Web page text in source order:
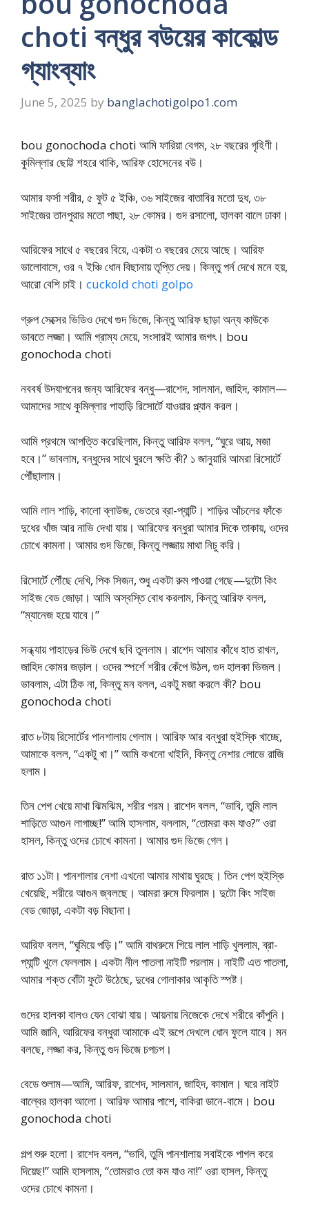
choti বন্ধুর বউয়ের কাকোল্ড
গ্যাংব্যাং
June 5, 2025 by banglachotigolpo1.com
bou gonochoda choti আমি ফারিয়া বেগম, ২৮ বছরের গৃহিণী।
কুমিল্লার ছোট্ট শহরে থাকি, আরিফ হোসেনের বউ।
আমার ফর্সা শরীর, ৫ ফুট ৫ ইঞ্চি, ৩৬ সাইজের বাতাবির মতো দুধ, ৩৮
সাইজের তানপুরার মতো পাছা, ২৮ কোমর। গুদ রসালো, হালকা বালে ঢাকা।
আরিফের সাথে ৫ বছরের বিয়ে, একটা ৩ বছরের মেয়ে আছে। আরিফ
ভালোবাসে, ওর ৭ ইঞ্চি ধোন বিছানায় তৃপ্তি দেয়। কিন্তু পর্ন দেখে মনে হয়,
আরো বেশি চাই। cuckold choti golpo
গ্রুপ সেক্সের ভিডিও দেখে গুদ ভিজে, কিন্তু আরিফ ছাড়া অন্য কাউকে
ভাবতে লজ্জা। আমি গ্রাম্য মেয়ে, সংসারই আমার জগৎ। bou
gonochoda choti
নববর্ষ উদযাপনের জন্য আরিফের বন্ধু—রাশেদ, সালমান, জাহিদ, কামাল—
আমাদের সাথে কুমিল্লার পাহাড়ি রিসোর্টে যাওয়ার প্ল্যান করল।
আমি প্রথমে আপত্তি করেছিলাম, কিন্তু আরিফ বলল, “ঘুরে আয়, মজা
হবে।” ভাবলাম, বন্ধুদের সাথে ঘুরলে ক্ষতি কী? ১ জানুয়ারি আমরা রিসোর্টে
পৌঁছালাম।
আমি লাল শাড়ি, কালো ব্লাউজ, ভেতরে ব্রা-প্যান্টি। শাড়ির আঁচলের ফাঁকে
দুধের খাঁজ আর নাভি দেখা যায়। আরিফের বন্ধুরা আমার দিকে তাকায়, ওদের
চোখে কামনা। আমার গুদ ভিজে, কিন্তু লজ্জায় মাথা নিচু করি।
রিসোর্টে পৌঁছে দেখি, পিক সিজন, শুধু একটা রুম পাওয়া গেছে—দুটো কিং
সাইজ বেড জোড়া। আমি অস্বস্তি বোধ করলাম, কিন্তু আরিফ বলল,
“ম্যানেজ হয়ে যাবে।”
সন্ধ্যায় পাহাড়ের ভিউ দেখে ছবি তুললাম। রাশেদ আমার কাঁধে হাত রাখল,
জাহিদ কোমর জড়াল। ওদের স্পর্শে শরীর কেঁপে উঠল, গুদ হালকা ভিজল।
ভাবলাম, এটা ঠিক না, কিন্তু মন বলল, একটু মজা করলে কী? bou
gonochoda choti
রাত ৮টায় রিসোর্টের পানশালায় গেলাম। আরিফ আর বন্ধুরা হুইস্কি খাচ্ছে,
আমাকে বলল, “একটু খা।” আমি কখনো খাইনি, কিন্তু নেশার লোভে রাজি
হলাম।
তিন পেগ খেয়ে মাথা ঝিমঝিম, শরীর গরম। রাশেদ বলল, “ভাবি, তুমি লাল
শাড়িতে আগুন লাগাচ্ছ!” আমি হাসলাম, বললাম, “তোমরা কম যাও?” ওরা
হাসল, কিন্তু ওদের চোখে কামনা। আমার গুদ ভিজে গেল।
রাত ১১টা। পানশালার নেশা এখনো আমার মাথায় ঘুরছে। তিন পেগ হুইস্কি
খেয়েছি, শরীরে আগুন জ্বলছে। আমরা রুমে ফিরলাম। দুটো কিং সাইজ
বেড জোড়া, একটা বড় বিছানা।
আরিফ বলল, “ঘুমিয়ে পড়ি।” আমি বাথরুমে গিয়ে লাল শাড়ি খুললাম, ব্রা-
প্যান্টি খুলে ফেললাম। একটা নীল পাতলা নাইটি পরলাম। নাইটি এত পাতলা,
আমার শক্ত বোঁটা ফুটে উঠেছে, দুধের গোলাকার আকৃতি স্পষ্ট।
গুদের হালকা বালও যেন বোঝা যায়। আয়নায় নিজেকে দেখে শরীরে কাঁপুনি।
আমি জানি, আরিফের বন্ধুরা আমাকে এই রূপে দেখলে ধোন ফুলে যাবে। মন
বলছে, লজ্জা কর, কিন্তু গুদ ভিজে চপচপ।
বেডে শুলাম—আমি, আরিফ, রাশেদ, সালমান, জাহিদ, কামাল। ঘরে নাইট
বাল্বের হালকা আলো। আরিফ আমার পাশে, বাকিরা ডানে-বামে। bou
gonochoda choti
গল্প শুরু হলো। রাশেদ বলল, “ভাবি, তুমি পানশালায় সবাইকে পাগল করে
দিয়েছ!” আমি হাসলাম, “তোমরাও তো কম যাও না!” ওরা হাসল, কিন্তু
ওদের চোখে কামনা।